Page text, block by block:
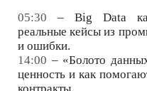
05:30 – Big Data как
реальные кейсы из
и ошибки.
14:00 – «Болото
ценность и как
контракты.